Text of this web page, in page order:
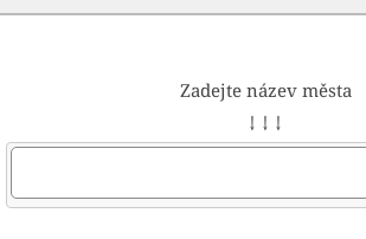
Zadejte název města
↓ ↓ ↓